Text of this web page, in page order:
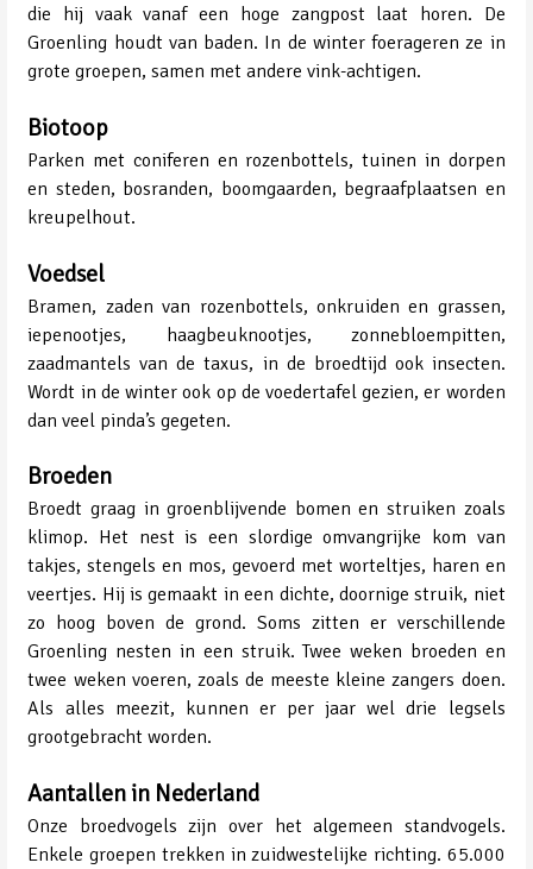
die hij vaak vanaf een hoge zangpost laat horen. De
Groenling houdt van baden. In de winter foerageren ze in
grote groepen, samen met andere vink-achtigen.
Biotoop
Parken met coniferen en rozenbottels, tuinen in dorpen
en steden, bosranden, boomgaarden, begraafplaatsen en
kreupelhout.
Voedsel
Bramen, zaden van rozenbottels, onkruiden en grassen,
iepenootjes, haagbeuknootjes, zonnebloempitten,
zaadmantels van de taxus, in de broedtijd ook insecten.
Wordt in de winter ook op de voedertafel gezien, er worden
dan veel pinda’s gegeten.
Broeden
Broedt graag in groenblijvende bomen en struiken zoals
klimop. Het nest is een slordige omvangrijke kom van
takjes, stengels en mos, gevoerd met worteltjes, haren en
veertjes. Hij is gemaakt in een dichte, doornige struik, niet
zo hoog boven de grond. Soms zitten er verschillende
Groenling nesten in een struik. Twee weken broeden en
twee weken voeren, zoals de meeste kleine zangers doen.
Als alles meezit, kunnen er per jaar wel drie legsels
grootgebracht worden.
Aantallen in Nederland
Onze broedvogels zijn over het algemeen standvogels.
Enkele groepen trekken in zuidwestelijke richting. 65.000